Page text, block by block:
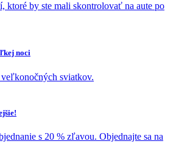
ktoré by ste mali skontrolovať na aute po
noci
sviatkov.
s 20 % zľavou. Objednajte sa na